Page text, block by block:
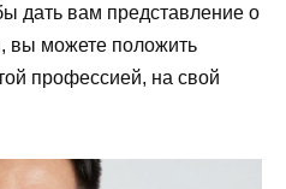
дать вам представление о
вы можете положить
профессией, на свой